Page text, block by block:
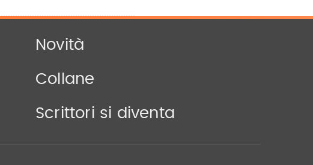
Novità
Collane
Scrittori si diventa